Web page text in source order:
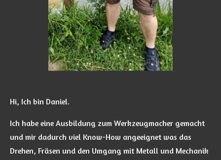
Hi, Ich bin Daniel.
Ich habe eine Ausbildung zum Werkzeugmacher gemacht
und mir dadurch viel Know-How angeeignet was das
Drehen, Fräsen und den Umgang mit Metall und Mechanik